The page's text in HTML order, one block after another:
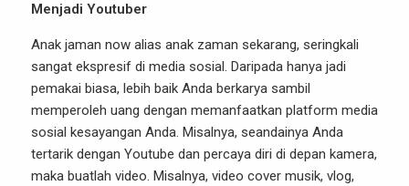
Menjadi Youtuber
Anak jaman now alias anak zaman sekarang, seringkali
sangat ekspresif di media sosial. Daripada hanya jadi
pemakai biasa, lebih baik Anda berkarya sambil
memperoleh uang dengan memanfaatkan platform media
sosial kesayangan Anda. Misalnya, seandainya Anda
tertarik dengan Youtube dan percaya diri di depan kamera,
maka buatlah video. Misalnya, video cover musik, vlog,